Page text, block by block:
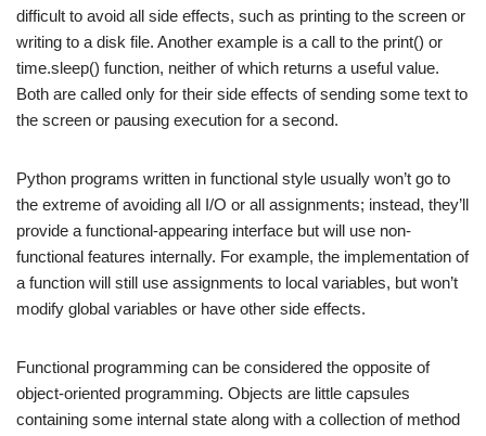
difficult to avoid all side effects, such as printing to the screen or
writing to a disk file. Another example is a call to the print() or
time.sleep() function, neither of which returns a useful value.
Both are called only for their side effects of sending some text to
the screen or pausing execution for a second.
Python programs written in functional style usually won’t go to
the extreme of avoiding all I/O or all assignments; instead, they’ll
provide a functional-appearing interface but will use non-
functional features internally. For example, the implementation of
a function will still use assignments to local variables, but won’t
modify global variables or have other side effects.
Functional programming can be considered the opposite of
object-oriented programming. Objects are little capsules
containing some internal state along with a collection of method